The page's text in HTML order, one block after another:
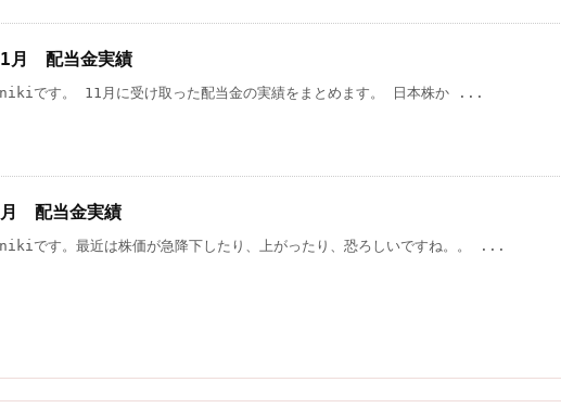
月 配当金実績
nikiです。 11月に受け取った配当金の実績をまとめます。 日本株か ...
配当金実績
です。最近は株価が急降下したり、上がったり、恐ろしいですね。。 ...